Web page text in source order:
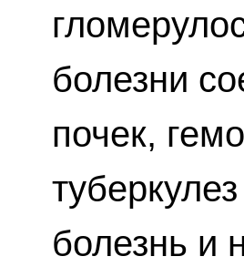
болезни
почек,
болезнь и